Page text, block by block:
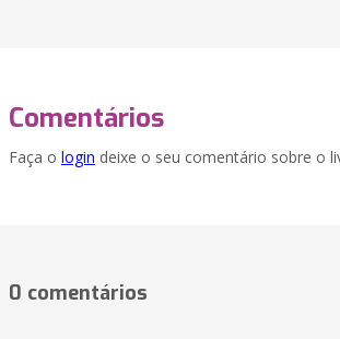
Comentários
Faça o login deixe o seu comentário sobre o
0 comentários